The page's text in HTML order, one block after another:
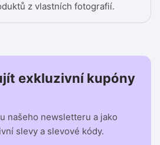
z vlastních fotografií.
exkluzivní kupóny
našeho newsletteru a jako
slevy a slevové kódy.